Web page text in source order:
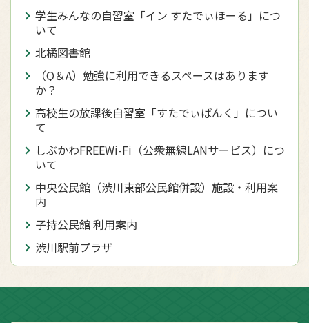
学生みんなの自習室「イン すたでぃほーる」につ
いて
北橘図書館
（Q＆A）勉強に利用できるスペースはあります
か？
高校生の放課後自習室「すたでぃばんく」につい
て
しぶかわFREEWi-Fi（公衆無線LANサービス）につ
いて
中央公民館（渋川東部公民館併設）施設・利用案
内
子持公民館 利用案内
渋川駅前プラザ